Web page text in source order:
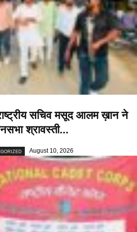
राष्ट्रीय सचिव मसूद आलम ख़ान ने
श्रावस्ती...
August 10, 2026